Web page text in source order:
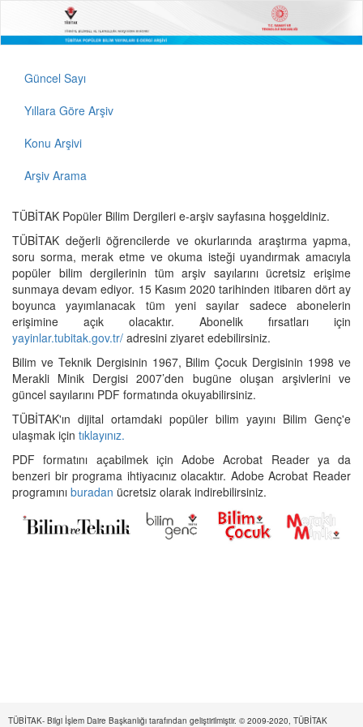
Güncel Sayı
Yıllara Göre Arşiv
Konu Arşivi
Arşiv Arama
TÜBİTAK Popüler Bilim Dergileri e-arşiv sayfasına hoşgeldiniz.
TÜBİTAK değerli öğrencilerde ve okurlarında araştırma yapma,
soru sorma, merak etme ve okuma isteği uyandırmak amacıyla
popüler bilim dergilerinin tüm arşiv sayılarını ücretsiz erişime
sunmaya devam ediyor. 15 Kasım 2020 tarihinden itibaren dört ay
boyunca yayımlanacak tüm yeni sayılar sadece abonelerin
erişimine açık olacaktır. Abonelik fırsatları için
yayinlar.tubitak.gov.tr/ adresini ziyaret edebilirsiniz.
Bilim ve Teknik Dergisinin 1967, Bilim Çocuk Dergisinin 1998 ve
Merakli Minik Dergisi 2007’den bugüne oluşan arşivlerini ve
güncel sayılarını PDF formatında okuyabilirsiniz.
TÜBİTAK'ın dijital ortamdaki popüler bilim yayını Bilim Genç'e
ulaşmak için tıklayınız.
PDF formatını açabilmek için Adobe Acrobat Reader ya da
benzeri bir programa ihtiyacınız olacaktır. Adobe Acrobat Reader
programını buradan ücretsiz olarak indirebilirsiniz.
TÜBİTAK- Bilgi İşlem Daire Başkanlığı tarafından geliştirilmiştir. © 2009-2020, TÜBİTAK